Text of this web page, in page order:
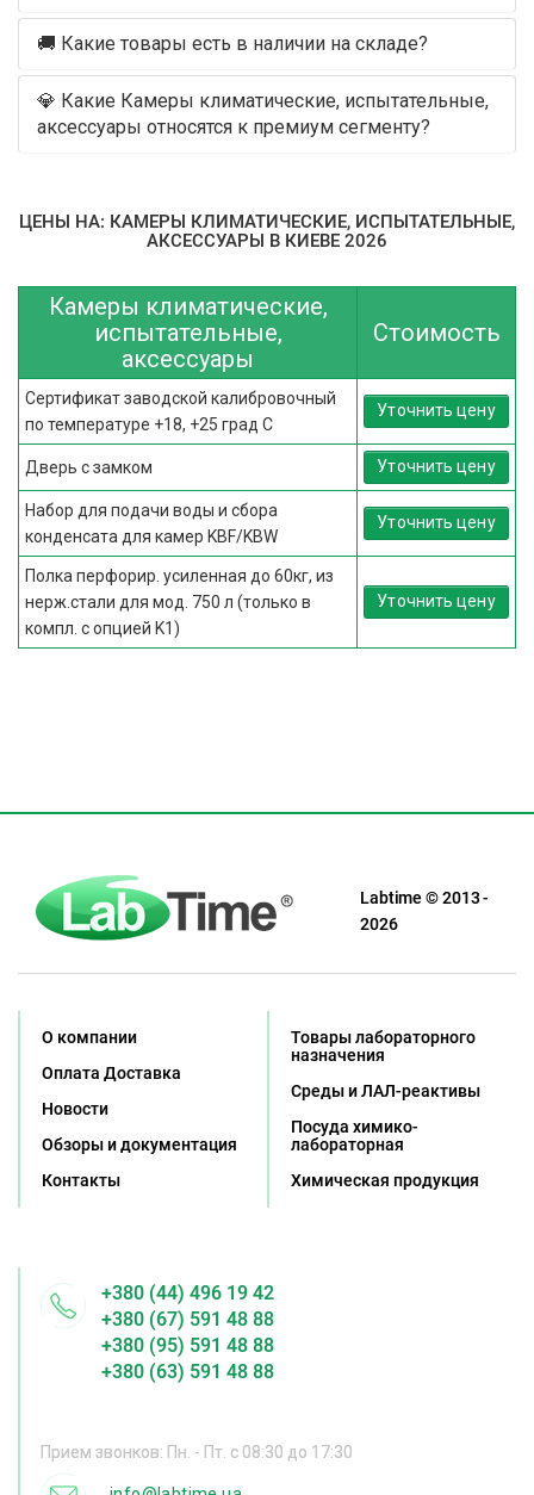
🚚 Какие товары есть в наличии на складе?
💎 Какие Камеры климатические, испытательные,
аксессуары относятся к премиум сегменту?
ЦЕНЫ НА: КАМЕРЫ КЛИМАТИЧЕСКИЕ, ИСПЫТАТЕЛЬНЫЕ,
АКСЕССУАРЫ В КИЕВЕ 2026
Камеры климатические,
испытательные,
аксессуары
Стоимость
Сертификат заводской калибровочный
по температуре +18, +25 град С
Уточнить цену
Дверь с замком Уточнить цену
Набор для подачи воды и сбора
конденсата для камер KBF/KBW
Уточнить цену
Полка перфорир. усиленная до 60кг, из
нерж.стали для мод. 750 л (только в
компл. с опцией K1)
Уточнить цену
Labtime © 2013 -
2026
О компании
Оплата Доставка
Новости
Обзоры и документация
Контакты
Товары лабораторного
назначения
Среды и ЛАЛ-реактивы
Посуда химико-
лабораторная
Химическая продукция
+380 (44) 496 19 42
+380 (67) 591 48 88
+380 (95) 591 48 88
+380 (63) 591 48 88
Прием звонков: Пн. - Пт. с 08:30 до 17:30